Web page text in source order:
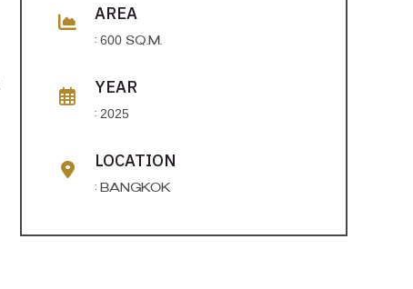
AREA
: 600 SQ.M.
YEAR
: 2025
LOCATION
: bangkok